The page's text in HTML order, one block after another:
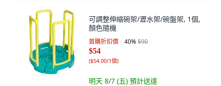
可調整伸縮碗架/瀝水架/碗盤架, 1個,
顏色隨機
首購折扣價 40%$90
$54
($54.00/1個)
明天 8/7 (五) 預計送達